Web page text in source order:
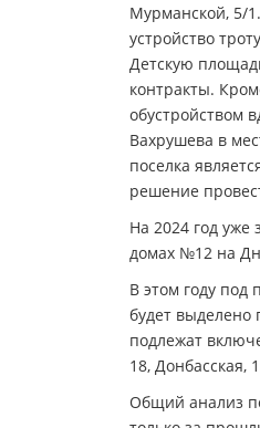
Мурманской, 5/
устройство
Детскую
контракты.
обустройством
Вахрушева в
поселка
решение
На 2024 год уже
домах №12 на
В этом году под
будет
подлежат
18, Донбасская,
Общий анализ